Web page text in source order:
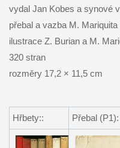
vydal Jan Kobes a synové
přebal a vazba M. Mariquita
ilustrace Z. Burian a M.
320 stran
rozměry 17,2 × 11,5 cm
Hřbety:: Přebal (P1):